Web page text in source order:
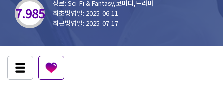
7.985
장르: Sci-Fi & Fantasy,코미디,드라마
최초방영일: 2025-06-11
최근방영일: 2025-07-17